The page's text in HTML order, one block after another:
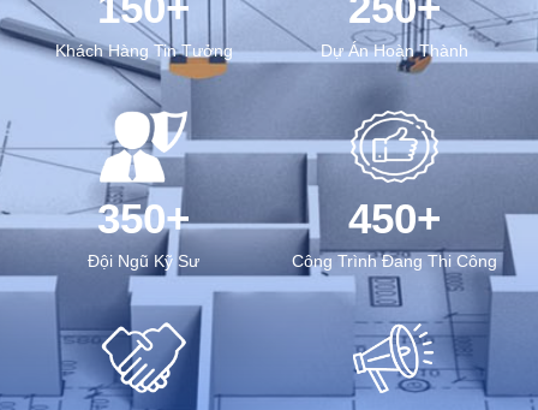
Khách Hàng Tin Tưởng Dự Án Hoàn Thành
350+
Đội Ngũ Kỹ Sư
450+
Công Trình Đang Thi Công